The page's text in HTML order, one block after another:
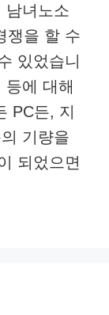
남녀노소
쟁을 할 수
있었습니
에 대해
PC든, 지
기량을
되었으면